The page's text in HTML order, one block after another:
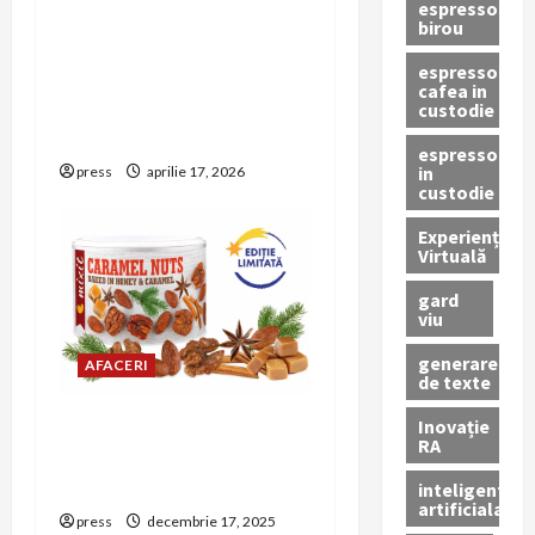
press aprilie 17, 2026
AFACERI
press decembrie 17, 2025
espressor
birou
espressor
cafea in
custodie
espressor
in
custodie
Experiență
Virtuală
gard
viu
generare
de texte
Inovație
RA
inteligenta
artificiala